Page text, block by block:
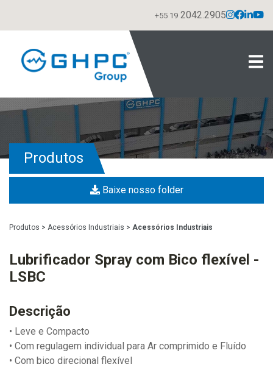
+55 19 2042.2905
Produtos
Baixe nosso folder
Produtos > Acessórios Industriais > Acessórios Industriais
Lubrificador Spray com Bico flexível -
LSBC
Descrição
• Leve e Compacto
• Com regulagem individual para Ar comprimido e Fluído
• Com bico direcional flexível